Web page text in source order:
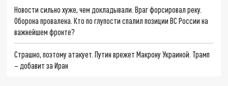
Новости сильно хуже, чем докладывали. Враг форсировал реку.
Оборона провалена. Кто по глупости спалил позиции ВС России на
важнейшем фронте?
Страшно, поэтому атакует. Путин врежет Макрону Украиной. Трамп
– добавит за Иран